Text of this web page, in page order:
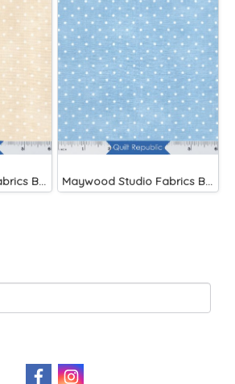
Maywood Studio Fabrics Beautiful Basics Cream Maywood Studio Fabrics Beautiful Basics Blue